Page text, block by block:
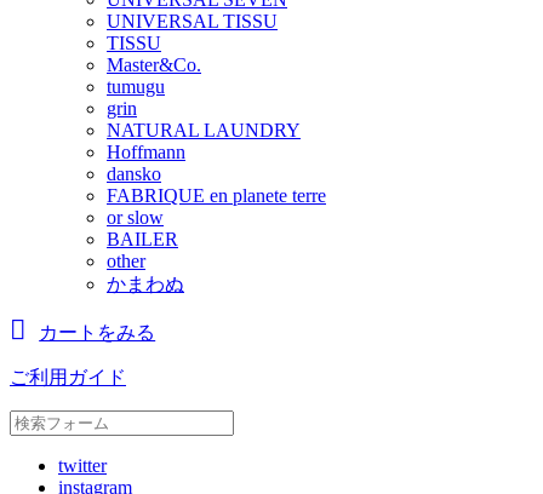
UNIVERSAL TISSU
TISSU
Master&Co.
tumugu
grin
NATURAL LAUNDRY
Hoffmann
dansko
FABRIQUE en planete terre
or slow
BAILER
other
かまわぬ
カートをみる
ご利用ガイド
twitter
instagram